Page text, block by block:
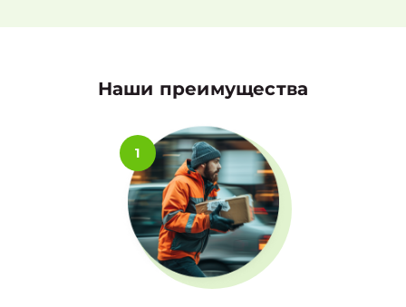
Наши преимущества
1